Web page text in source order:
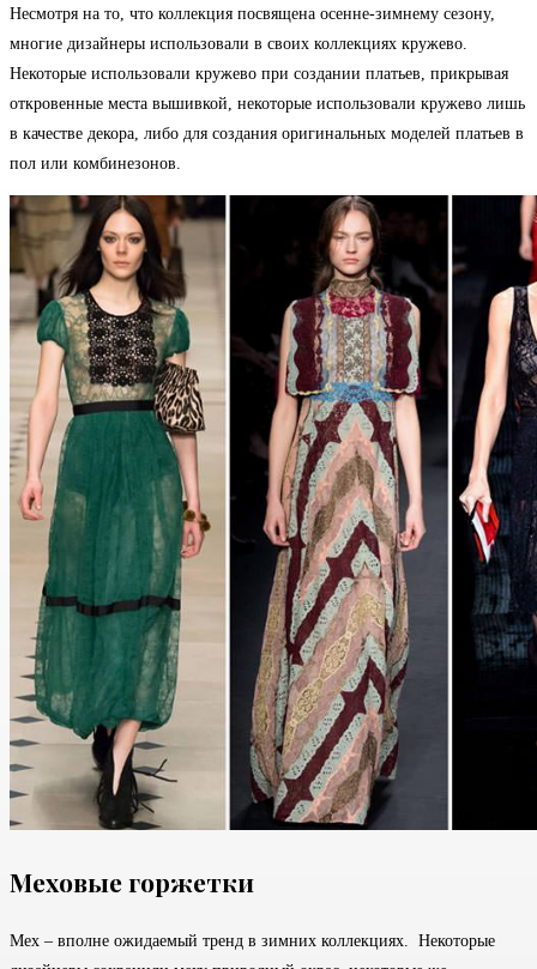
Несмотря на то, что коллекция посвящена осенне-зимнему сезону,
многие дизайнеры использовали в своих коллекциях кружево.
Некоторые использовали кружево при создании платьев, прикрывая
откровенные места вышивкой, некоторые использовали кружево лишь
в качестве декора, либо для создания оригинальных моделей платьев в
пол или комбинезонов.
Меховые горжетки
Мех – вполне ожидаемый тренд в зимних коллекциях. Некоторые